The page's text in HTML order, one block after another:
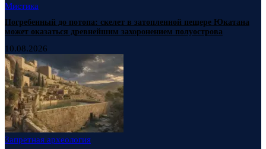
Мистика
Погребенный до потопа: скелет в затопленной пещере Юкатана
может оказаться древнейшим захоронением полуострова
10.08.2026
Запретная археология